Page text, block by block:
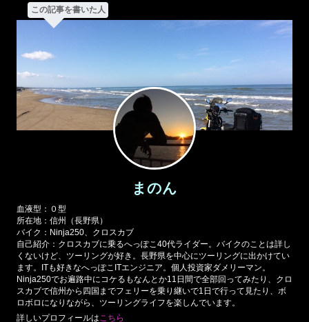
この記事を書いた人
まのん
血液型：０型
所在地：信州（長野県）
バイク：Ninja250、クロスカブ
自己紹介：クロスカブに乗るへっぽこ40代ライダー。バイクのことは詳し
くないけど、ツーリングが好き。長野県を中心にツーリングに出かけてい
ます。ITも好きなへっぽこITエンジニア。個人投資家ダメリーマン。
Ninja250でお遍路中にコケるもなんとか11日間で全部回ってみたり、クロ
スカブで信州から四国までフェリーを乗り継いで1日で行って見たり、ボ
ロボロになりながら、ツーリングライフを楽しんでいます。
詳しいプロフィールは こちら